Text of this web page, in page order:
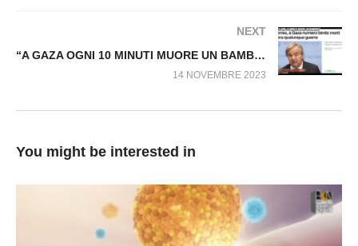
NEXT
“A GAZA OGNI 10 MINUTI MUORE UN BAMBINO” Fuori dal Virus n.839.SP
14 NOVEMBRE 2023
You might be interested in